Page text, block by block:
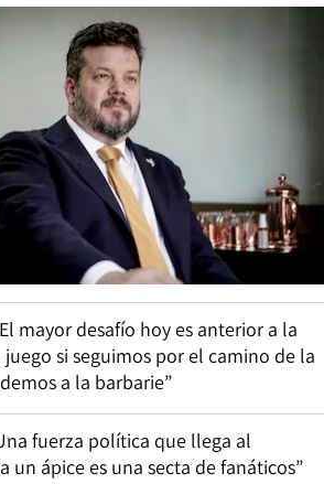
mayor desafío hoy es anterior a la
si seguimos por el camino de la
a la barbarie”
fuerza política que llega al
un ápice es una secta de fanáticos”